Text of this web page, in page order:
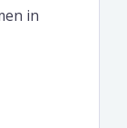
in